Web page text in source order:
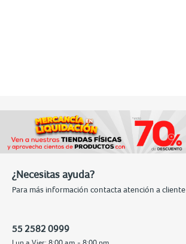
¿Necesitas ayuda?
Para más información contacta atención a cliente
55 2582 0999